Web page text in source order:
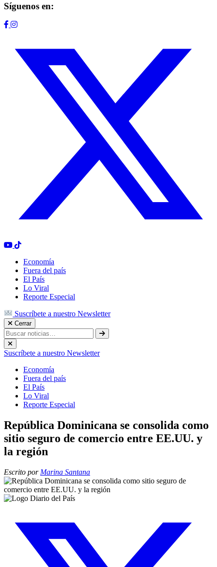
Síguenos en:
Economía
Fuera del país
El País
Lo Viral
Reporte Especial
Suscríbete a nuestro Newsletter
Cerrar
Suscríbete a nuestro Newsletter
Economía
Fuera del país
El País
Lo Viral
Reporte Especial
República Dominicana se consolida como
sitio seguro de comercio entre EE.UU. y
la región
Escrito por Marina Santana